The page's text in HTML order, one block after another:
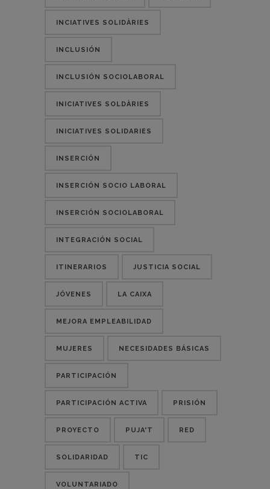
INCIATIVES SOLIDÀRIES
INCLUSIÓN
INCLUSIÓN SOCIOLABORAL
INICIATIVES SOLDÀRIES
INICIATIVES SOLIDARIES
INSERCIÓN
INSERCIÓN SOCIO LABORAL
INSERCIÓN SOCIOLABORAL
INTEGRACIÓN SOCIAL
ITINERARIOS JUSTICIA SOCIAL
JÓVENES LA CAIXA
MEJORA EMPLEABILIDAD
MUJERES NECESIDADES BÁSICAS
PARTICIPACIÓN
PARTICIPACIÓN ACTIVA PRISIÓN
PROYECTO PUJA'T RED
SOLIDARIDAD TIC
VOLUNTARIADO